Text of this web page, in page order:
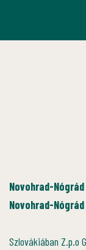
Novohrad-
Novohrad-Nógrád
Szlovákiában Z.p.o